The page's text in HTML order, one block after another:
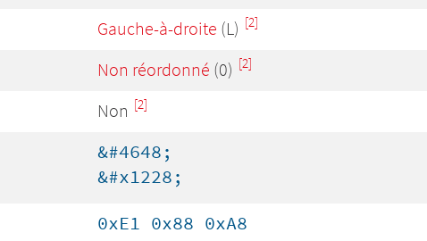
Gauche-à-droite (L) [2]
Non réordonné (0) [2]
Non [2]
&#4648;
&#x1228;
0xE1 0x88 0xA8